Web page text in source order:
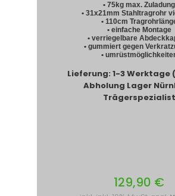
• 75kg max. Zuladung
• 31x21mm Stahltragrohr
• 110cm
• einfache Montage
• verriegelbare
• gummiert gegen
•
Lieferung: 1-3 Werktage
Abholung Lager
Trägerspezialist
129,90 €